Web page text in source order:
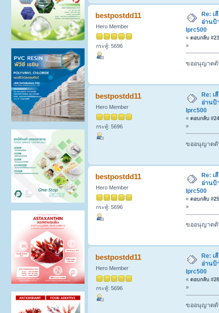
bestpostdd11
Hero Member
กระทู้: 5696
Re: เ
อ่านป้
lprc500
« ตอบกลับ
»
ขออนุญาตดั
bestpostdd11
Hero Member
กระทู้: 5696
Re:
อ่านป้
lprc500
« ตอบกลับ
»
ขออนุญาตดั
bestpostdd11
Hero Member
กระทู้: 5696
Re:
อ่านป้
lprc500
« ตอบกลับ
»
ขออนุญาตดั
bestpostdd11
Hero Member
กระทู้: 5696
Re:
อ่านป้
lprc500
« ตอบกลับ
»
ขออนุญาตดั